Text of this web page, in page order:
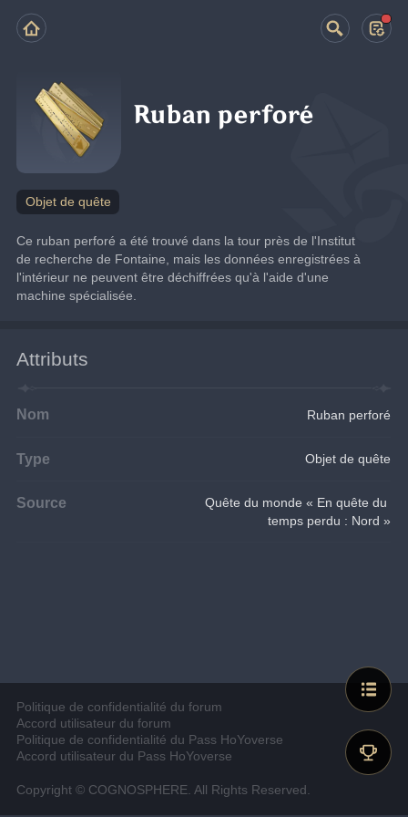
Ruban perforé
Objet de quête
Ce ruban perforé a été trouvé dans la tour près de l'Institut
de recherche de Fontaine, mais les données enregistrées à
l'intérieur ne peuvent être déchiffrées qu'à l'aide d'une
machine spécialisée.
Attributs
Nom Ruban perforé
Type Objet de quête
Source
Quête du monde « En quête du
temps perdu : Nord »
Politique de confidentialité du forum
Accord utilisateur du forum
Politique de confidentialité du Pass HoYoverse
Accord utilisateur du Pass HoYoverse
Copyright © COGNOSPHERE. All Rights Reserved.